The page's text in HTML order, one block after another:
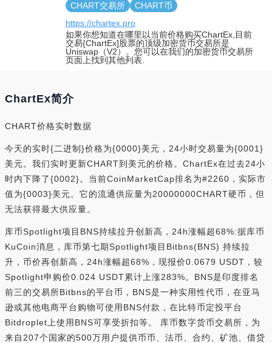
CHART交易所
CHART币
https://chartex.pro
如果你想知道在哪里以当前价格购买ChartEx,目前
交易{ChartEx]股票的顶级加密货币交易所是
Uniswap（V2）。您可以在我们的加密货币交易所
页面上找到其他列表.
ChartEx简介
CHART价格实时数据
今天的实时{二进制}价格为{0000}美元，24小时交易量为{0001}
美元。我们实时更新CHART到美元的价格。ChartEx在过去24小
时内下降了{0002}。当前CoinMarketCap排名为#2260，实际市
值为{0003}美元。它的流通供应量为20000000CHART硬币，但
无法获得最大供应量。
库币Spotlight项目BNS持续拉升创新高，24h涨幅超68%:据库币
KuCoin消息，库币第七期Spotlight项目Bitbns(BNS) 持续拉
升，币价再创新高，24h涨幅超68%，现报价0.0679 USDT，较
Spotlight申购价0.024 USDT累计上涨283%。BNS是印度排名
前三的交易所Bitbns的平台币，BNS是一种实用性代币，在亚马
逊或其他电商平台购物可使用BNS付款，在比特币定投平台
Bitdroplet上使用BNS可享受折扣等。 库币数字货币交易所，为
来自207个国家的500万用户提供币币、法币、合约、矿池、借贷